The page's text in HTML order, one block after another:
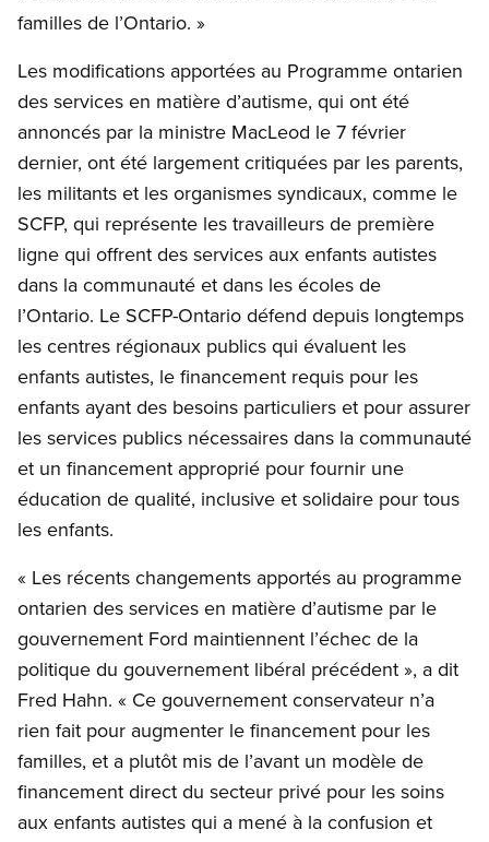
familles de l’Ontario. »
Les modifications apportées au Programme ontarien
des services en matière d’autisme, qui ont été
annoncés par la ministre MacLeod le 7 février
dernier, ont été largement critiquées par les parents,
les militants et les organismes syndicaux, comme le
SCFP, qui représente les travailleurs de première
ligne qui offrent des services aux enfants autistes
dans la communauté et dans les écoles de
l’Ontario. Le SCFP-Ontario défend depuis longtemps
les centres régionaux publics qui évaluent les
enfants autistes, le financement requis pour les
enfants ayant des besoins particuliers et pour assurer
les services publics nécessaires dans la communauté
et un financement approprié pour fournir une
éducation de qualité, inclusive et solidaire pour tous
les enfants.
« Les récents changements apportés au programme
ontarien des services en matière d’autisme par le
gouvernement Ford maintiennent l’échec de la
politique du gouvernement libéral précédent », a dit
Fred Hahn. « Ce gouvernement conservateur n’a
rien fait pour augmenter le financement pour les
familles, et a plutôt mis de l’avant un modèle de
financement direct du secteur privé pour les soins
aux enfants autistes qui a mené à la confusion et